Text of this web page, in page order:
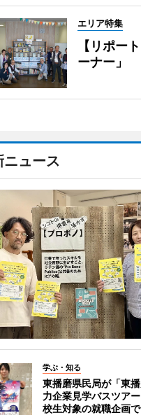
エリア特集
【リポー
ーナー」
ニュース
学ぶ・知る
東播磨県民局が「東
力企業見学バスツア
校生対象の就職企画で